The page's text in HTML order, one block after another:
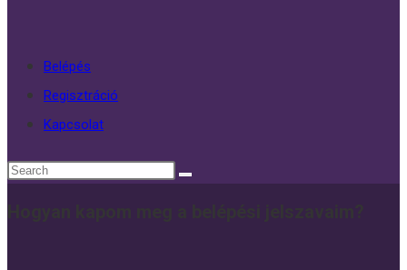
Belépés
Regisztráció
Kapcsolat